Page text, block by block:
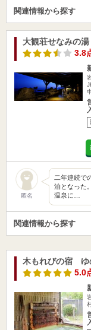
関連情報から探す
大観荘せなみの湯
3.8
匿名
二年連続で
泊となった
温泉に…
関連情報から探す
木もれびの宿 ゆ
5.0